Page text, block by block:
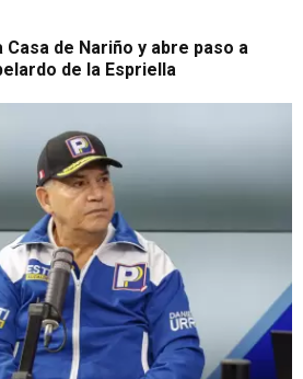
de Nariño y abre paso a
de la Espriella